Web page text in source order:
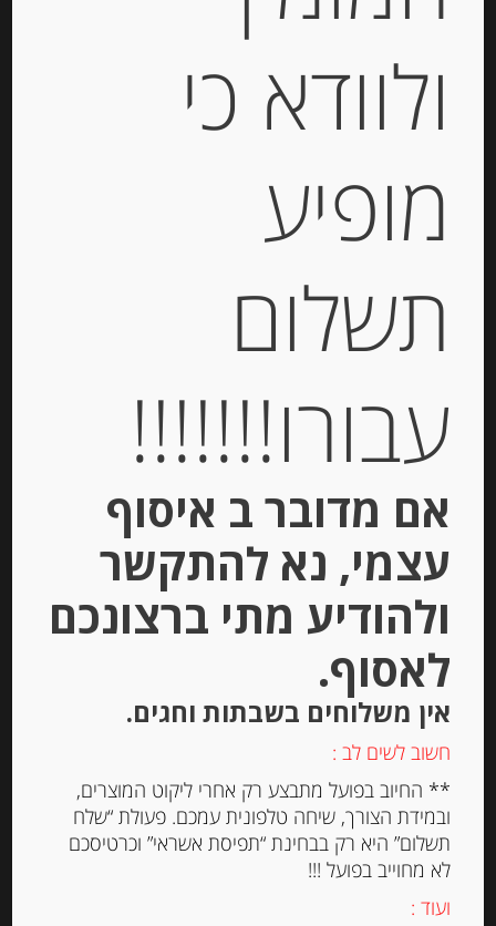
פסטה ביצים מקמח דורום סמולינה
Antica Pasta Tagliatelle
25.00
מחיר ל 100 גרם: 10.00 ש"ח
יחידות
פסטה ביצים מקמח דורום סמולינה
Antica Pasta Pappardelle
-
₪25.00
מחיר ל 100 גרם: 8.40 ש"ח
מחיר ל 100 גרם: 8.40 ש"ח
ולוודא כי
מופיע
תשלום
עבורו!!!!!!!
אם מדובר ב איסוף
עצמי, נא להתקשר
ולהודיע מתי ברצונכם
לאסוף.
אין משלוחים בשבתות וחגים.
חשוב לשים לב :
** החיוב בפועל מתבצע רק אחרי ליקוט המוצרים,
ובמידת הצורך, שיחה טלפונית עמכם. פעולת “שלח
תשלום” היא רק בבחינת “תפיסת אשראי” וכרטיסכם
לא מחוייב בפועל !!!
ועוד :